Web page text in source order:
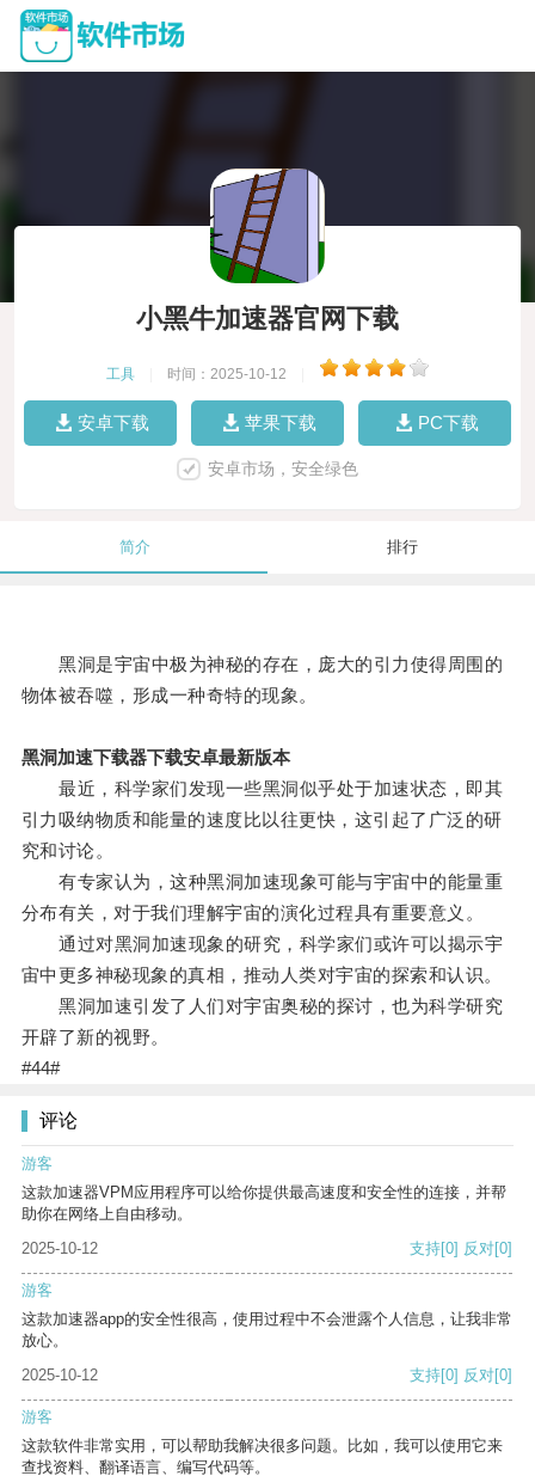
小黑牛加速器官网下载
工具 时间：2025-10-12
安卓下载 苹果下载 PC下载
安卓市场，安全绿色
简介 排行
黑洞是宇宙中极为神秘的存在，庞大的引力使得周围的
物体被吞噬，形成一种奇特的现象。
黑洞加速下载器下载安卓最新版本
最近，科学家们发现一些黑洞似乎处于加速状态，即其
引力吸纳物质和能量的速度比以往更快，这引起了广泛的研
究和讨论。
有专家认为，这种黑洞加速现象可能与宇宙中的能量重
分布有关，对于我们理解宇宙的演化过程具有重要意义。
通过对黑洞加速现象的研究，科学家们或许可以揭示宇
宙中更多神秘现象的真相，推动人类对宇宙的探索和认识。
黑洞加速引发了人们对宇宙奥秘的探讨，也为科学研究
开辟了新的视野。
#44#
评论
游客
这款加速器VPM应用程序可以给你提供最高速度和安全性的连接，并帮
助你在网络上自由移动。
2025-10-12
支持[0] 反对[0]
游客
这款加速器app的安全性很高，使用过程中不会泄露个人信息，让我非常
放心。
2025-10-12
支持[0] 反对[0]
游客
这款软件非常实用，可以帮助我解决很多问题。比如，我可以使用它来
查找资料、翻译语言、编写代码等。